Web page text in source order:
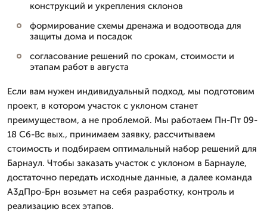
конструкций и укрепления склонов
формирование схемы дренажа и водоотвода для
защиты дома и посадок
согласование решений по срокам, стоимости и
этапам работ в августа
Если вам нужен индивидуальный подход, мы подготовим
проект, в котором участок с уклоном станет
преимуществом, а не проблемой. Мы работаем Пн-Пт 09-
18 Сб-Вс вых., принимаем заявку, рассчитываем
стоимость и подбираем оптимальный набор решений для
Барнаул. Чтобы заказать участок с уклоном в Барнауле,
достаточно передать исходные данные, а далее команда
А3дПро-Брн возьмет на себя разработку, контроль и
реализацию всех этапов.